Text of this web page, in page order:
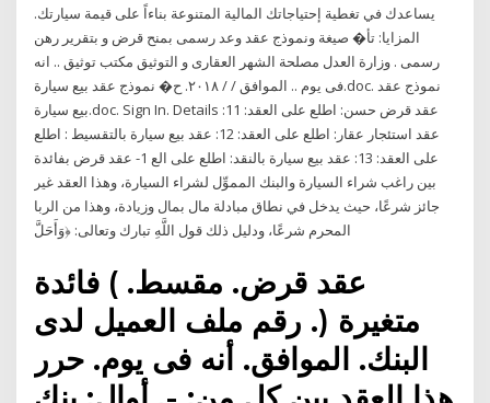
يساعدك في تغطية إحتياجاتك المالية المتنوعة بناءاً على قيمة سيارتك.
المزايا: تأ� صيغة ونموذج عقد وعد رسمى بمنح قرض و بتقرير رهن
رسمى . وزارة العدل مصلحة الشهر العقارى و التوثيق مكتب توثيق .. انه
فى يوم .. الموافق / / ۲۰۱۸. ح� نموذج عقد بيع سيارة.doc. نموذج عقد
بيع سيارة.doc. Sign In. Details عقد قرض حسن: اطلع على العقد: 11:
عقد استئجار عقار: اطلع على العقد: 12: عقد بيع سيارة بالتقسيط : اطلع
على العقد: 13: عقد بيع سيارة بالنقد: اطلع على الع 1- عقد قرض بفائدة
بين راغب شراء السيارة والبنك المموِّل لشراء السيارة، وهذا العقد غير
جائز شرعًا، حيث يدخل في نطاق مبادلة مال بمال وزيادة، وهذا من الربا
المحرم شرعًا، ودليل ذلك قول اللَّهِ تبارك وتعالى: ﴿وَأَحَلَّ
عقد قرض. مقسط. ) فائدة
متغيرة (. رقم ملف العميل لدى
البنك. الموافق. أنه فى يوم. حرر